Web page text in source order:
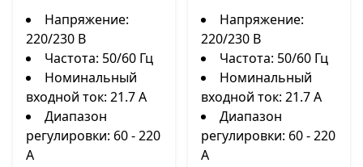
Напряжение:
220/230 В
Частота: 50/60 Гц
Номинальный
входной ток: 21.7 А
Диапазон
регулировки: 60 - 220
А
Напряжение:
220/230 В
Частота: 50/60 Гц
Номинальный
входной ток: 21.7 А
Диапазон
регулировки: 60 - 220
А